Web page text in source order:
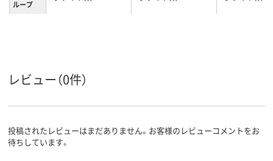
ループ
レビュー（0件）
投稿されたレビューはまだありません。お客様のレビューコメントをお
待ちしています。